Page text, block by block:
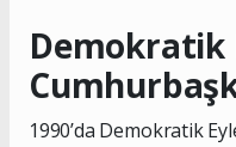
Demokratik
1990’da Demokratik